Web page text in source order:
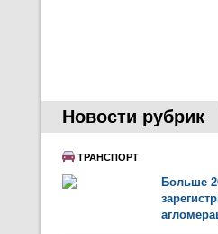
Новости рубрик
ТРАНСПОРТ
Больше